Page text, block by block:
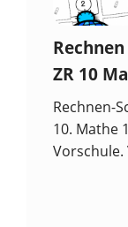
ZR 10
Rechnen-
10. Mathe